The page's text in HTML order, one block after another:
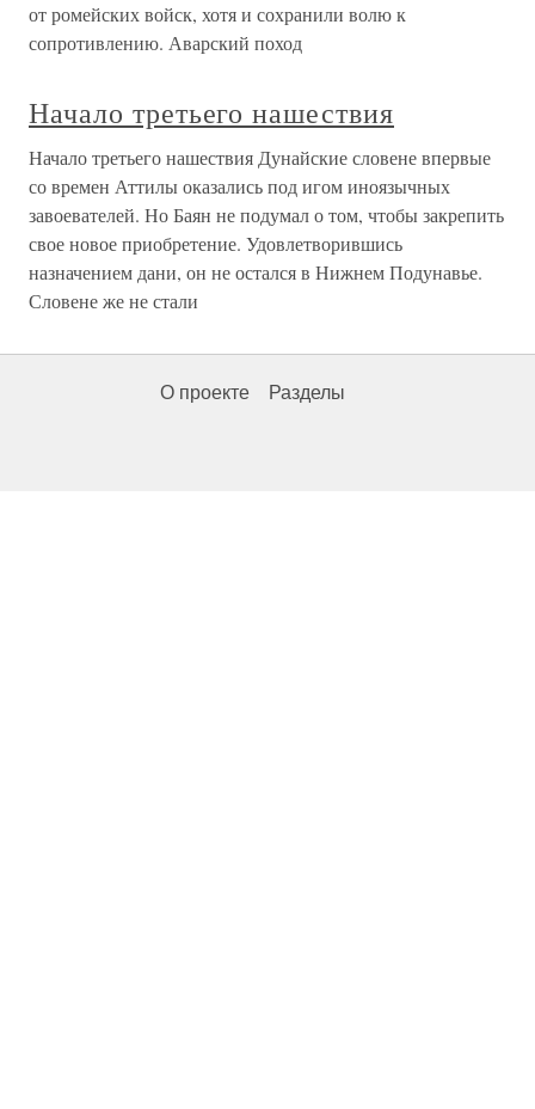
от ромейских войск, хотя и сохранили волю к
сопротивлению. Аварский поход
Начало третьего нашествия
Начало третьего нашествия Дунайские словене впервые
со времен Аттилы оказались под игом иноязычных
завоевателей. Но Баян не подумал о том, чтобы закрепить
свое новое приобретение. Удовлетворившись
назначением дани, он не остался в Нижнем Подунавье.
Словене же не стали
О проекте Разделы